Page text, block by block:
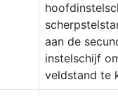
aan de
instelschijf
veldstand te